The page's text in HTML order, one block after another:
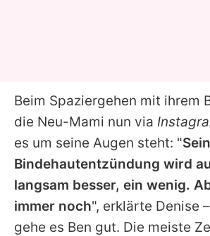
Beim Spaziergehen mit ihrem
die Neu-Mami nun via
es um seine Augen steht: "
Bindehautentzündung wird
langsam besser, ein wenig.
immer noch", erklärte Denise
gehe es Ben gut. Die meiste